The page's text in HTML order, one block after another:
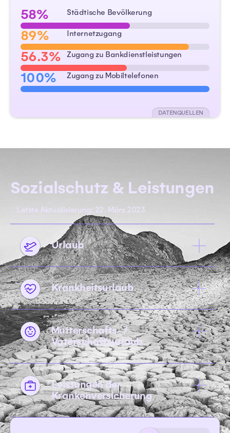
58% Städtische Bevölkerung
89% Internetzugang
56.3% Zugang zu Bankdienstleistungen
100% Zugang zu Mobiltelefonen
DATENQUELLEN
Sozialschutz & Leistungen
Letzte Aktualisierung: 22. März 2023
Urlaub
Krankheitsurlaub
Mutterschafts- /
Vaterschaftsurlaub
Leistungen der
Krankenversicherung